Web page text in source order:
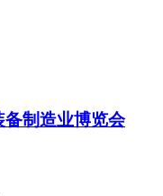
制造业博览会